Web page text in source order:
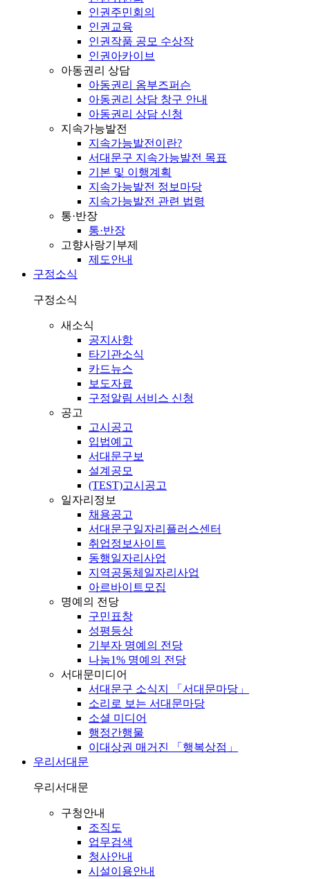
인권주민회의
인권교육
인권작품 공모 수상작
인권아카이브
아동권리 상담
아동권리 옴부즈퍼슨
아동권리 상담 창구 안내
아동권리 상담 신청
지속가능발전
지속가능발전이란?
서대문구 지속가능발전 목표
기본 및 이행계획
지속가능발전 정보마당
지속가능발전 관련 법령
통·반장
통·반장
고향사랑기부제
제도안내
구정소식
구정소식
새소식
공지사항
타기관소식
카드뉴스
보도자료
구정알림 서비스 신청
공고
고시공고
입법예고
서대문구보
설계공모
(TEST)고시공고
일자리정보
채용공고
서대문구일자리플러스센터
취업정보사이트
동행일자리사업
지역공동체일자리사업
아르바이트모집
명예의 전당
구민표창
성평등상
기부자 명예의 전당
나눔1% 명예의 전당
서대문미디어
서대문구 소식지 「서대문마당」
소리로 보는 서대문마당
소셜 미디어
행정간행물
이대상권 매거진 「행복상점」
우리서대문
우리서대문
구청안내
조직도
업무검색
청사안내
시설이용안내